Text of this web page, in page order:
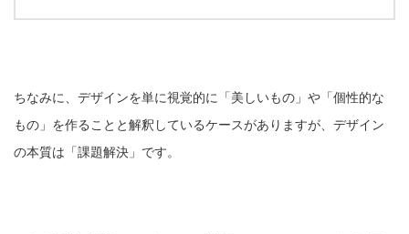
ちなみに、デザインを単に視覚的に「美しいもの」や「個性的な
もの」を作ることと解釈しているケースがありますが、デザイン
の本質は「課題解決」です。